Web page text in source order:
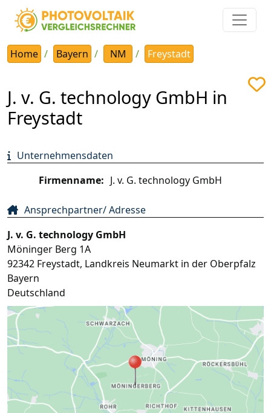
Home Bayern NM Freystadt
J. v. G. technology GmbH in
Freystadt
Unternehmensdaten
Firmenname: J. v. G. technology GmbH
Ansprechpartner/ Adresse
J. v. G. technology GmbH
Möninger Berg 1A
92342 Freystadt, Landkreis Neumarkt in der Oberpfalz
Bayern
Deutschland